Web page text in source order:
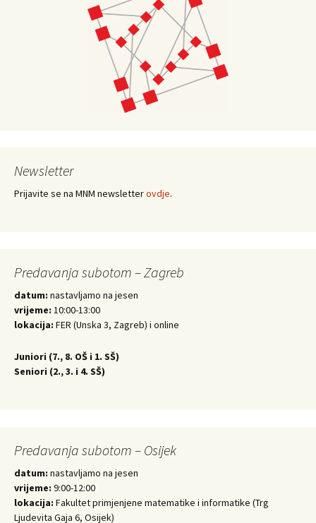
Newsletter
Prijavite se na MNM newsletterovdje.
Predavanja subotom – Zagreb
datum: nastavljamo na jesen
vrijeme: 10:00-13:00
lokacija: FER (Unska 3, Zagreb) i online
Juniori (7., 8. OŠ i 1. SŠ)
Seniori (2., 3. i 4. SŠ)
Predavanja subotom – Osijek
datum: nastavljamo na jesen
vrijeme: 9:00-12:00
lokacija: Fakultet primjenjene matematike i informatike (Trg
Ljudevita Gaja 6, Osijek)